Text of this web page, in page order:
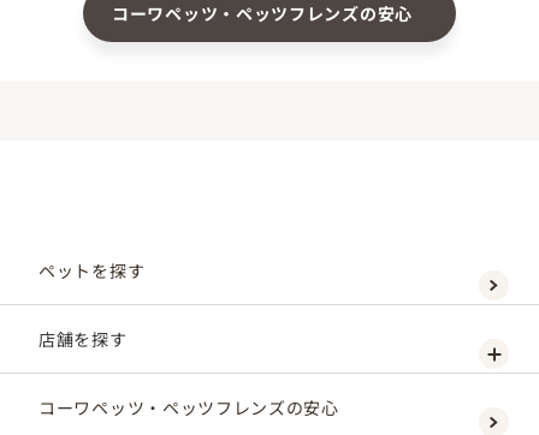
コーワペッツ・ペッツフレンズの安心
ペットを探す
店舗を探す
コーワペッツ・ペッツフレンズの安心